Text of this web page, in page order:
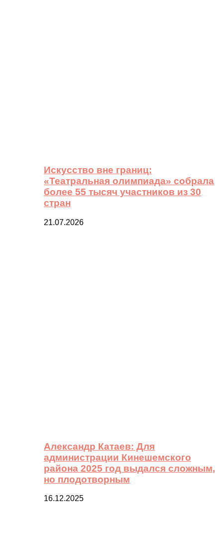
Искусство вне границ:
«Театральная олимпиада» собрала
более 55 тысяч участников из 30
стран
21.07.2026
Александр Катаев: Для
администрации Кинешемского
района 2025 год выдался сложным,
но плодотворным
16.12.2025